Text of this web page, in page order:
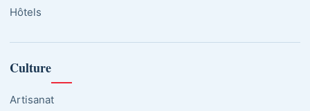
Hôtels
Culture
Artisanat